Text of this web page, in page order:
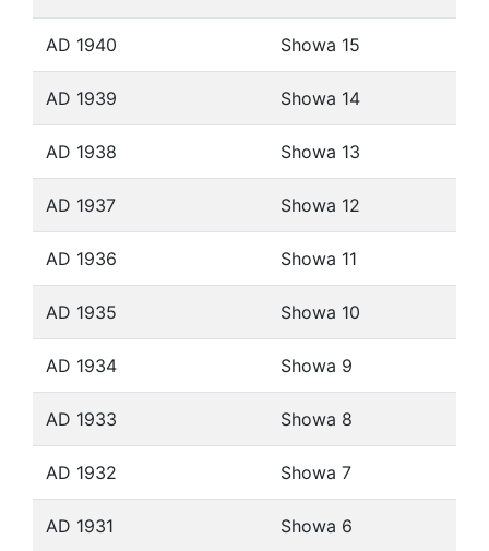
AD 1940 Showa 15
AD 1939 Showa 14
AD 1938 Showa 13
AD 1937 Showa 12
AD 1936 Showa 11
AD 1935 Showa 10
AD 1934 Showa 9
AD 1933 Showa 8
AD 1932 Showa 7
AD 1931 Showa 6